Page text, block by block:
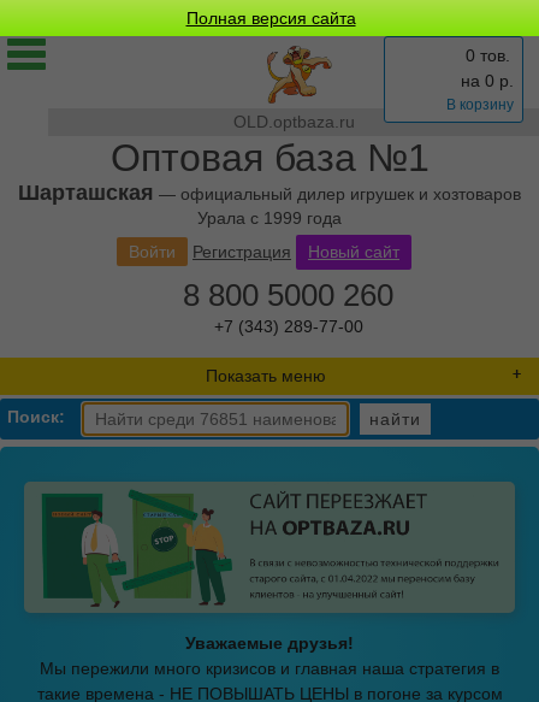
Полная версия сайта
OLD.optbaza.ru
Оптовая база №1
Шарташская — официальный дилер игрушек и хозтоваров
Урала с 1999 года
0 тов.
на 0 р.
В корзину
Войти Регистрация Новый сайт
8 800 5000 260
+7 (343) 289-77-00
Показать меню
Поиск: найти
Уважаемые друзья!
Мы пережили много кризисов и главная наша стратегия в
такие времена - НЕ ПОВЫШАТЬ ЦЕНЫ в погоне за курсом